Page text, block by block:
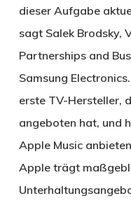
dieser Aufgabe
sagt Salek Brodsky,
Partnerships and
Samsung
erste TV-Hersteller,
angeboten hat, und
Apple Music
Apple trägt